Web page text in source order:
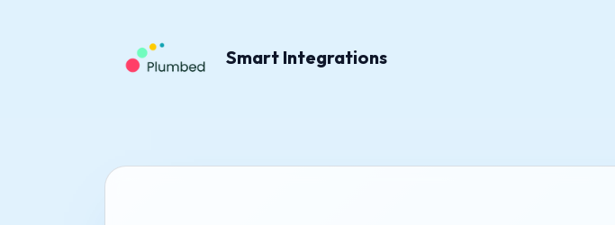
Smart Integrations